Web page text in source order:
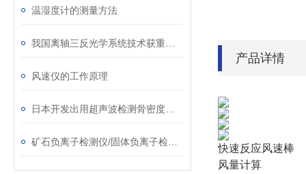
温湿度计的测量方法
风速仪的工作原理
产品详情
快速反应风速棒
风量计算